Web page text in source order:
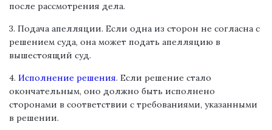
после рассмотрения дела.
3. Подача апелляции. Если одна из сторон не согласна с
решением суда, она может подать апелляцию в
вышестоящий суд.
4. Исполнение решения. Если решение стало
окончательным, оно должно быть исполнено
сторонами в соответствии с требованиями, указанными
в решении.